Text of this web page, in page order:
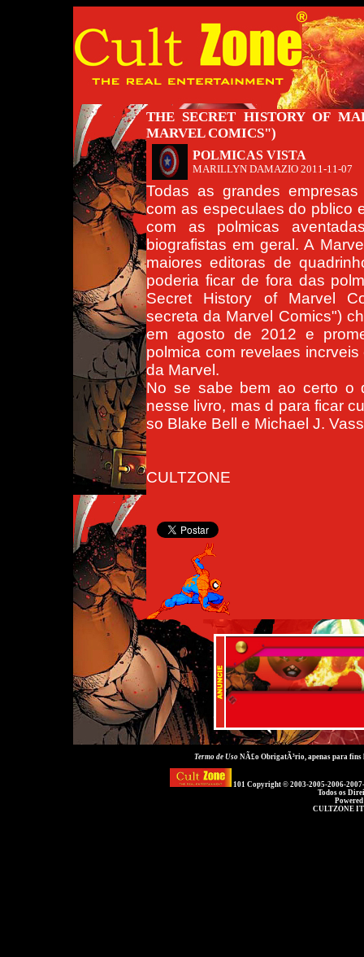
THE SECRET HISTORY OF
MARVEL COMICS")
POLMICAS VISTA
MARILLYN DAMAZIO 2011-11-07
Todas as grandes
com as especulaes do pblico
com as polmicas
biografistas em geral. A
maiores editoras de
poderia ficar de fora das
Secret History of Marvel
secreta da Marvel Comics")
em agosto de 2012 e
polmica com revelaes
da Marvel.
No se sabe bem ao certo o
nesse livro, mas d para ficar
so Blake Bell e Michael J.
CULTZONE
Termo de UsoNÃ£o ObrigatÃ³rio, apenas para
101 Copyright © 2003-2005-2006-
Todos os
CULTZONE